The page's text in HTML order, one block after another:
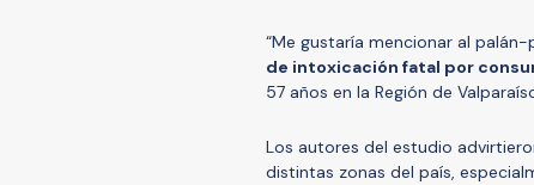
“Me gustaría mencionar al
de intoxicación fatal por
57 años en la Región de
Los autores del estudio
distintas zonas del país,